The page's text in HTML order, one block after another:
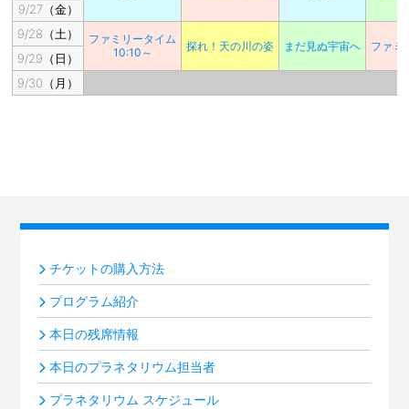
9/27（金）
9/28（土）
ファミリータイム
10:10～
探れ！天の川の姿 まだ見ぬ宇宙へ ファミ
9/29（日）
9/30（月）
チケットの購入方法
プログラム紹介
本日の残席情報
本日のプラネタリウム担当者
プラネタリウム スケジュール